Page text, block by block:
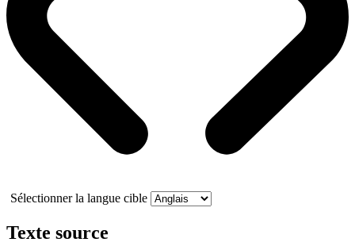
Sélectionner la langue cible
Texte source